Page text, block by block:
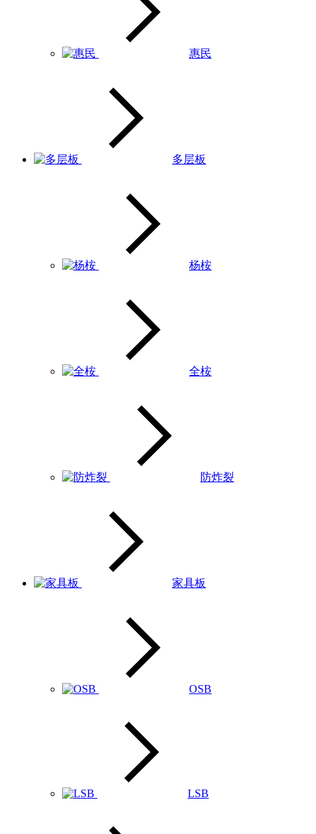
惠民
多层板
杨桉
全桉
防炸裂
家具板
OSB
LSB